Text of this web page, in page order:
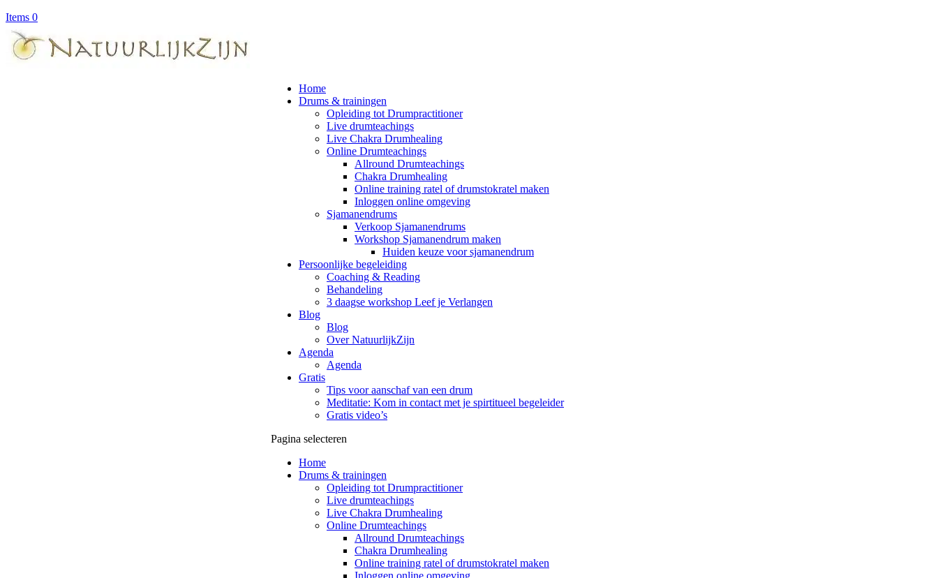
Items 0
Home
Drums & trainingen
Opleiding tot Drumpractitioner
Live drumteachings
Live Chakra Drumhealing
Online Drumteachings
Allround Drumteachings
Chakra Drumhealing
Online training ratel of drumstokratel maken
Inloggen online omgeving
Sjamanendrums
Verkoop Sjamanendrums
Workshop Sjamanendrum maken
Huiden keuze voor sjamanendrum
Persoonlijke begeleiding
Coaching & Reading
Behandeling
3 daagse workshop Leef je Verlangen
Blog
Blog
Over NatuurlijkZijn
Agenda
Agenda
Gratis
Tips voor aanschaf van een drum
Meditatie: Kom in contact met je spirtitueel begeleider
Gratis video’s
Pagina selecteren
Home
Drums & trainingen
Opleiding tot Drumpractitioner
Live drumteachings
Live Chakra Drumhealing
Online Drumteachings
Allround Drumteachings
Chakra Drumhealing
Online training ratel of drumstokratel maken
Inloggen online omgeving